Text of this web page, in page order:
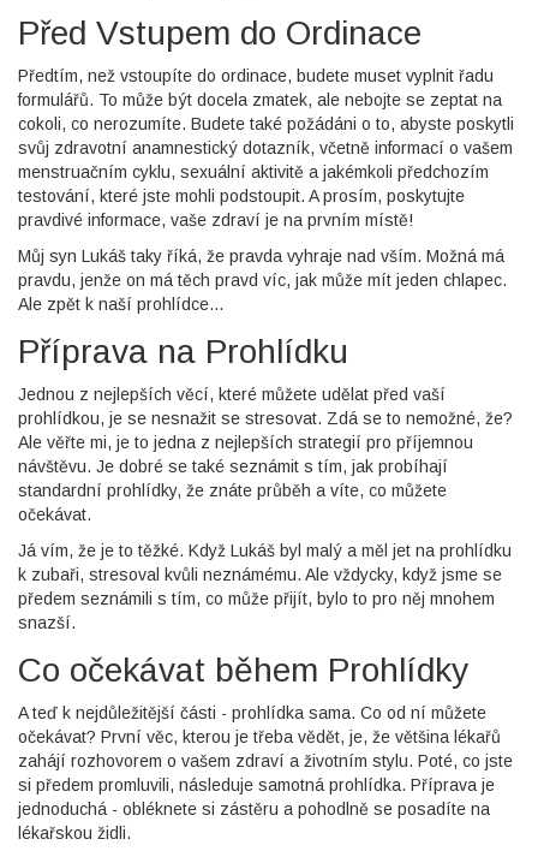
Před Vstupem do Ordinace
Předtím, než vstoupíte do ordinace, budete muset vyplnit řadu
formulářů. To může být docela zmatek, ale nebojte se zeptat na
cokoli, co nerozumíte. Budete také požádáni o to, abyste poskytli
svůj zdravotní anamnestický dotazník, včetně informací o vašem
menstruačním cyklu, sexuální aktivitě a jakémkoli předchozím
testování, které jste mohli podstoupit. A prosím, poskytujte
pravdivé informace, vaše zdraví je na prvním místě!
Můj syn Lukáš taky říká, že pravda vyhraje nad vším. Možná má
pravdu, jenže on má těch pravd víc, jak může mít jeden chlapec.
Ale zpět k naší prohlídce...
Příprava na Prohlídku
Jednou z nejlepších věcí, které můžete udělat před vaší
prohlídkou, je se nesnažit se stresovat. Zdá se to nemožné, že?
Ale věřte mi, je to jedna z nejlepších strategií pro příjemnou
návštěvu. Je dobré se také seznámit s tím, jak probíhají
standardní prohlídky, že znáte průběh a víte, co můžete
očekávat.
Já vím, že je to těžké. Když Lukáš byl malý a měl jet na prohlídku
k zubaři, stresoval kvůli neznámému. Ale vždycky, když jsme se
předem seznámili s tím, co může přijít, bylo to pro něj mnohem
snazší.
Co očekávat během Prohlídky
A teď k nejdůležitější části - prohlídka sama. Co od ní můžete
očekávat? První věc, kterou je třeba vědět, je, že většina lékařů
zahájí rozhovorem o vašem zdraví a životním stylu. Poté, co jste
si předem promluvili, následuje samotná prohlídka. Příprava je
jednoduchá - obléknete si zástěru a pohodlně se posadíte na
lékařskou židli.